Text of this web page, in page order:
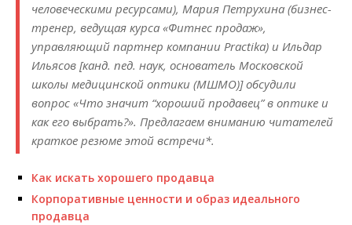
человеческими ресурсами), Мария Петрухина (бизнес-
тренер, ведущая курса «Фитнес продаж»,
управляющий партнер компании Practika) и Ильдар
Ильясов [канд. пед. наук, основатель Московской
школы медицинской оптики (МШМО)] обсудили
вопрос «Что значит “хороший продавец” в оптике и
как его выбрать?». Предлагаем вниманию читателей
краткое резюме этой встречи*.
Как искать хорошего продавца
Корпоративные ценности и образ идеального
продавца